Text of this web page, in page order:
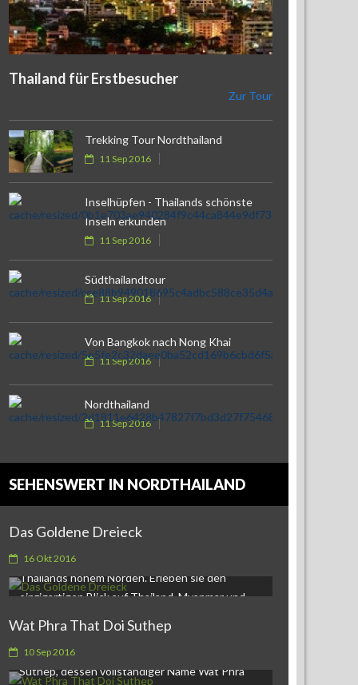
Thailand für Erstbesucher
Zur Tour
Trekking Tour Nordthailand
11 Sep 2016
Inselhüpfen - Thailands schönste
Inseln erkunden
11 Sep 2016
Südthailandtour
11 Sep 2016
Von Bangkok nach Nong Khai
11 Sep 2016
Nordthailand
11 Sep 2016
SEHENSWERT IN NORDTHAILAND
Das Goldene Dreieck
16 Okt 2016
Das Goldene Dreieck Das Drei-Länder-Eck in
Thailands hohem Norden. Erleben sie den
einzigartigen Blick auf Thailand, Myanmar und…
Wat Phra That Doi Suthep
10 Sep 2016
Wat Phra That Doi SuthepWat Phra That Doi
Suthep, dessen vollständiger Name Wat Phra